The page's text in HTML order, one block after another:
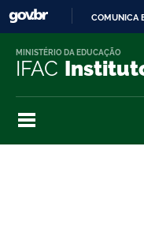
COMUNICA
IFAC
MINISTÉRIO DA EDUCAÇÃO